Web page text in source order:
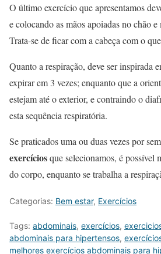
O último exercício que apresentamos
e colocando as mãos apoiadas no chão e
Trata-se de ficar com a cabeça com o
Quanto a respiração, deve ser inspirada
expirar em 3 vezes; enquanto que a
estejam até o exterior, e contraindo o
esta sequência respiratória.
Se praticados uma ou duas vezes por
exercíciosque selecionamos, é possível
do corpo, enquanto se trabalha a
Categorias: Bem estar, Exercícios
Tags: abdominais, exercícios,
abdominais para hipertensos,
melhores exercícios abdominais para